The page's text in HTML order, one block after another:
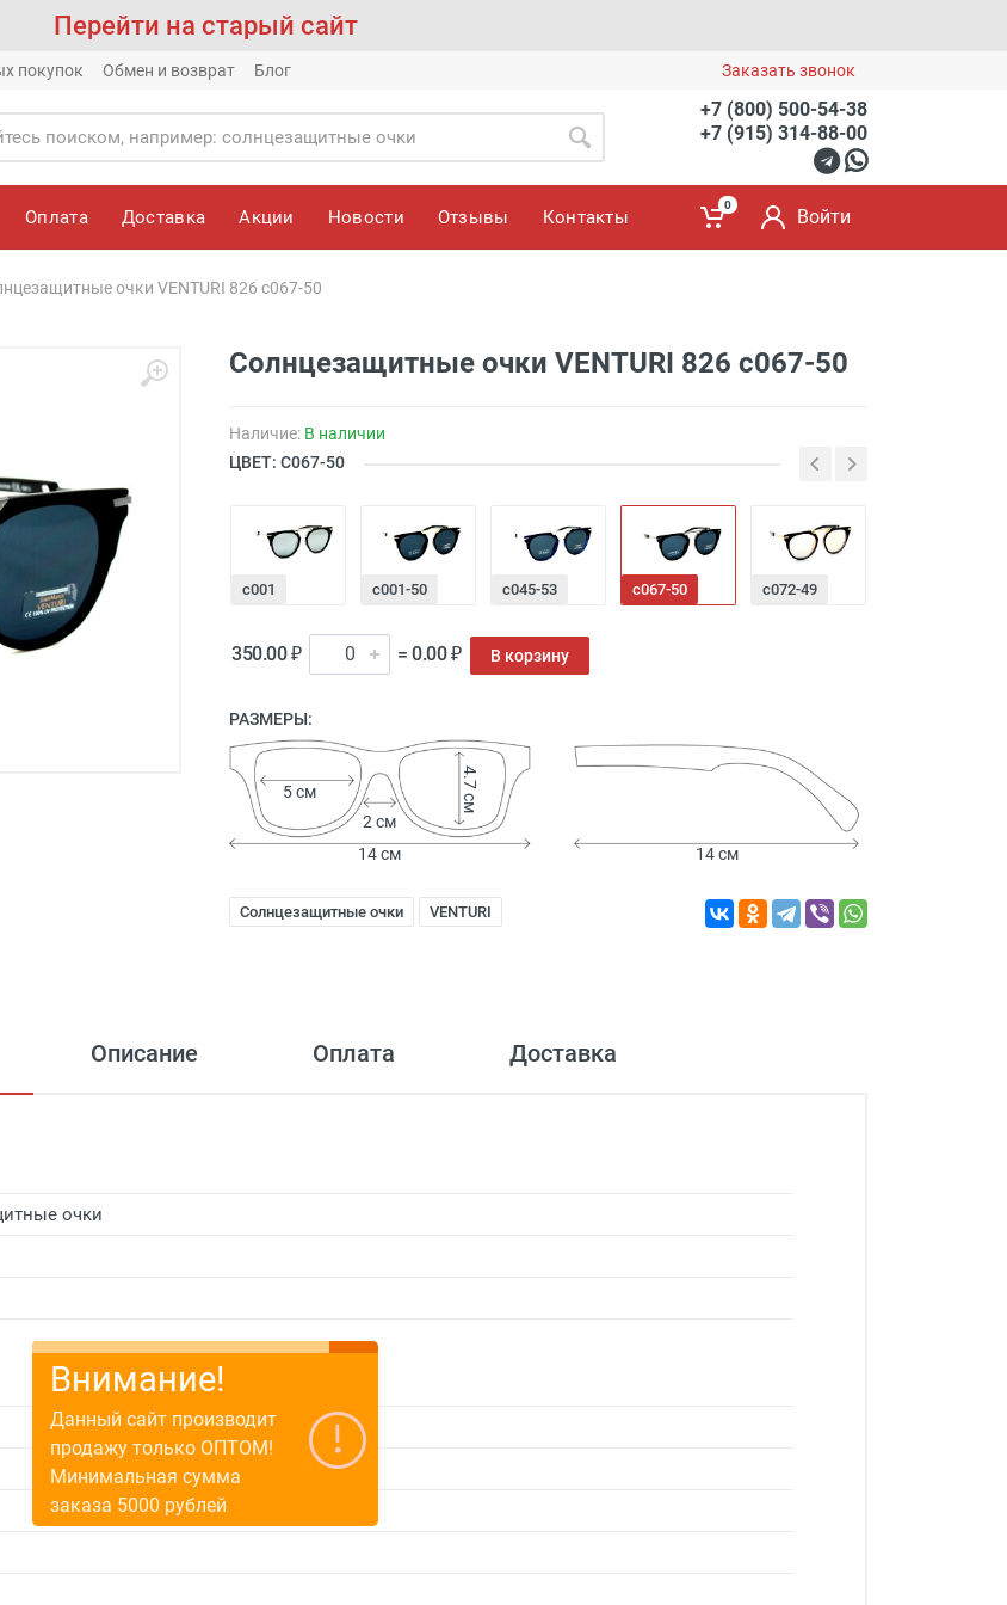
Перейти на старый сайт
покупок Обмен и возврат Блог Заказать звонок
+7 (800) 500-54-38
+7 (915) 314-88-00
Оплата Доставка Акции Новости Отзывы Контакты
0
Войти
очки VENTURI 826 с067-50
Солнцезащитные очки VENTURI 826 с067-50
Наличие: В наличии
ЦВЕТ: С067-50
с001 с001-50 с045-53 с067-50 с072-49
350.00 ₽ = 0.00 ₽ В корзину
РАЗМЕРЫ:
2 см
5 см 4.7 см
14 см 14 см
Солнцезащитные очки VENTURI
Описание Оплата Доставка
очки
Внимание!
Данный сайт производит
продажу только ОПТОМ!
Минимальная сумма
заказа 5000 рублей